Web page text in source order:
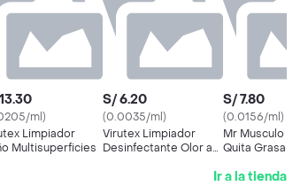
ml)
Limpiador
Multisuperficies
S/ 6.20
(0.0035/ml)
Virutex Limpiador
Desinfectante Olor a
S/ 7.80
(0.0156/ml)
Mr Musculo
Quita Grasa
mL
Ir a la tienda